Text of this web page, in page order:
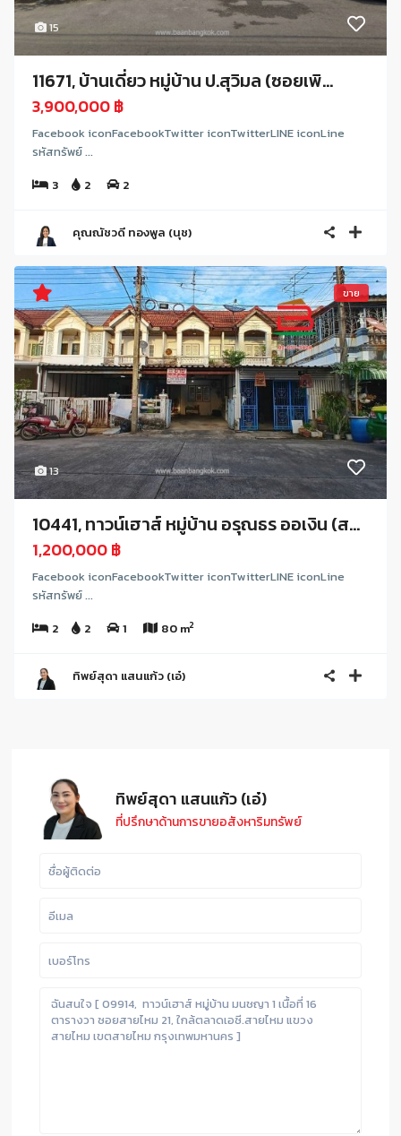
15
11671, บ้านเดี่ยว หมู่บ้าน ป.สุวิมล (ซอยเพิ...
3,900,000 ฿
Facebook iconFacebookTwitter iconTwitterLINE iconLine
รหัสทรัพย์ ...
3
2 2
คุณณัชวดี ทองพูล (นุช)
13
ขาย
10441, ทาวน์เฮาส์ หมู่บ้าน อรุณธร ออเงิน (ส...
1,200,000 ฿
Facebook iconFacebookTwitter iconTwitterLINE iconLine
รหัสทรัพย์ ...
2
2 1 80 m2
ทิพย์สุดา แสนแก้ว (เอ๋)
ทิพย์สุดา แสนแก้ว (เอ๋)
ที่ปรึกษาด้านการขายอสังหาริมทรัพย์